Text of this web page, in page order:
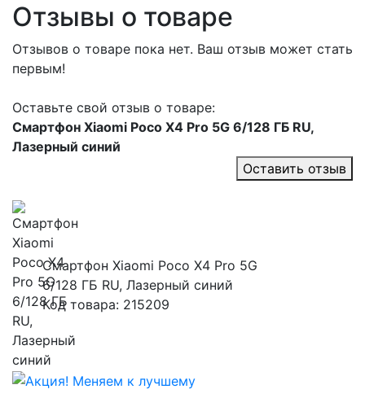
Отзывы о товаре
Отзывов о товаре пока нет. Ваш отзыв может стать
первым!
Оставьте свой отзыв о товаре:
Смартфон Xiaomi Poco X4 Pro 5G 6/128 ГБ RU,
Лазерный синий
Оставить отзыв
Смартфон Xiaomi Poco X4 Pro 5G
6/128 ГБ RU, Лазерный синий
Код товара: 215209